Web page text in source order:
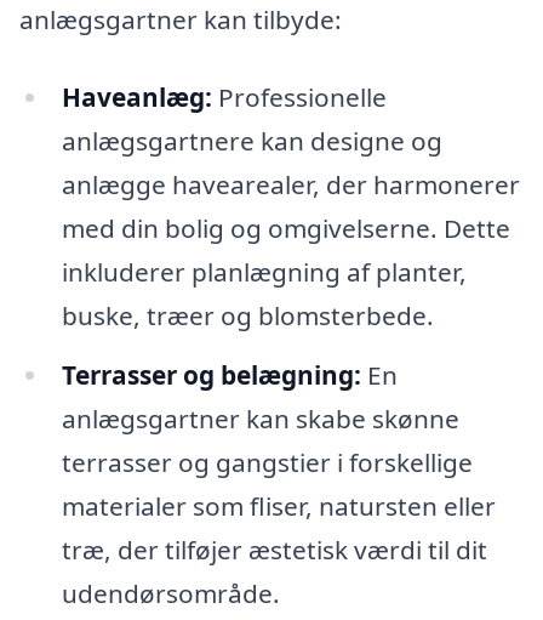
anlægsgartner kan tilbyde:
Haveanlæg: Professionelle
anlægsgartnere kan designe og
anlægge havearealer, der harmonerer
med din bolig og omgivelserne. Dette
inkluderer planlægning af planter,
buske, træer og blomsterbede.
Terrasser og belægning: En
anlægsgartner kan skabe skønne
terrasser og gangstier i forskellige
materialer som fliser, natursten eller
træ, der tilføjer æstetisk værdi til dit
udendørsområde.